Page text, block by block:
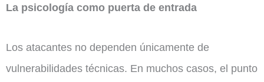
La psicología como puerta de entrada
Los atacantes no dependen únicamente de
vulnerabilidades técnicas. En muchos casos, el punto